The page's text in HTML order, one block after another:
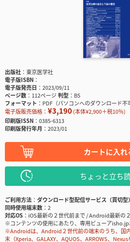
出版社
東京医学社
電子版ISBN
電子版発売日
2023/09/11
ページ数
112ページ判型
B5
フォーマット
PDF（パソコンへのダウンロード不
電子版販売価格： ¥3,190(本体¥2,900＋税10％)
印刷版ISSN
0385-6313
印刷版発行年月
2023/01
カートに入れ
ちょっと立ち
ご利用方法
ダウンロード型配信サービス（買切型）
同時使用端末数
2
対応OS
iOS最新の２世代前まで / Android最新の
※コンテンツの使用にあたり、専用ビューア
※Androidは、Android２世代前の端末のうち、国
末（Xperia、GALAXY、AQUOS、ARROWS、